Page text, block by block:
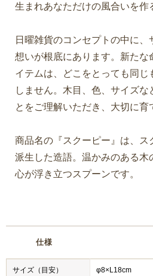
生まれあなただけの風合いを作
日曜雑貨のコンセプトの中に
想いが根底にあります。新たな
イテムは、どこをとっても同じ
しません。木目、色、サイズな
とをご理解いただき、大切に育
商品名の『スクーピー』は、ス
派生した造語。温かみのある木
心が浮き立つスプーンです。
仕様
サイズ（目安） φ8×L18cm